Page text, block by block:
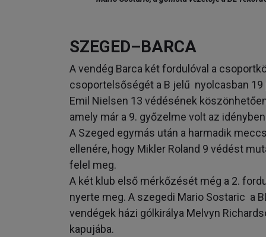
SZEGED–BARCA
A vendég Barca két fordulóval a
csoportelsőségét a B jelű nyolcasban 19
Emil Nielsen 13 védésének
amely már a 9. győzelme volt az
A Szeged egymás után a harmadik
ellenére, hogy Mikler Roland 9 védést
felel meg.
A két klub első mérkőzését még a 2.
nyerte meg. A szegedi Mario Sostaric a
vendégek házi gólkirálya Melvyn
kapujába.